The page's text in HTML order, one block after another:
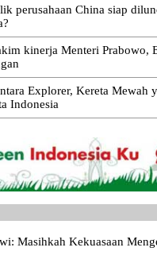
perusahaan China siap
kinerja Menteri Prabowo,
Explorer, Kereta Mewah
Indonesia
Masihkah Kekuasaan